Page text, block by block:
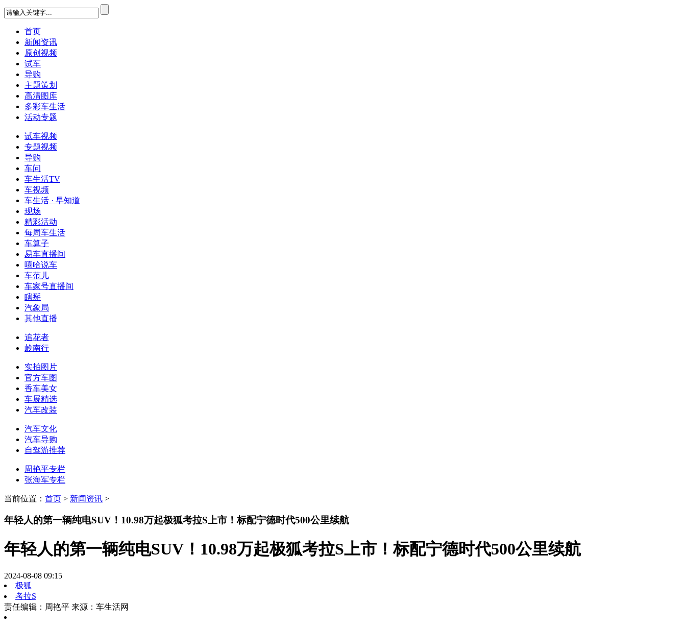
首页
新闻资讯
原创视频
试车
导购
主题策划
高清图库
多彩车生活
活动专题
试车视频
专题视频
导购
车问
车生活TV
车视频
车生活 · 早知道
现场
精彩活动
每周车生活
车算子
易车直播间
嘻哈说车
车范儿
车家号直播间
瞎掰
汽象局
其他直播
追花者
岭南行
实拍图片
官方车图
香车美女
车展精选
汽车改装
汽车文化
汽车导购
自驾游推荐
周艳平专栏
张海军专栏
当前位置： 首页 > 新闻资讯 >
年轻人的第一辆纯电SUV！10.98万起极狐考拉S上市！标配宁德时代500公里续航
年轻人的第一辆纯电SUV！10.98万起极狐考拉S上市！标配宁德时代500公里续航
2024-08-08 09:15
极狐
考拉S
责任编辑：周艳平 来源：车生活网